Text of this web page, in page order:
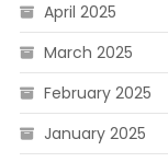
April 2025
March 2025
February 2025
January 2025